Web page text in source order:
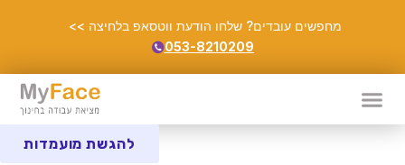
מחפשים עובדים? שלחו הודעת ווטסאפ בלחיצה >>
053-8210209
להגשת מועמדות